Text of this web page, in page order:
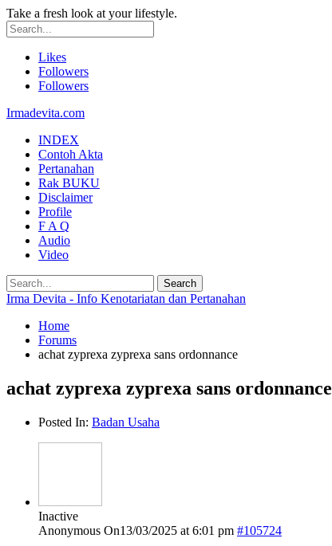
Take a fresh look at your lifestyle.
Likes
Followers
Followers
Irmadevita.com
INDEX
Contoh Akta
Pertanahan
Rak BUKU
Disclaimer
Profile
F A Q
Audio
Video
Irma Devita - Info Kenotariatan dan Pertanahan
Home
Forums
achat zyprexa zyprexa sans ordonnance
achat zyprexa zyprexa sans ordonnance
Posted In: Badan Usaha
Inactive
Anonymous On13/03/2025 at 6:01 pm #105724